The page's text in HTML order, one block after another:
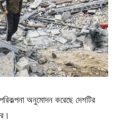
অনুমোদন করেছে দেশটির